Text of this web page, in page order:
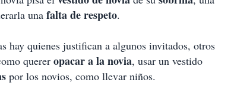
una falta de respeto.
hay quienes justifican a algunos invitados, otros
querer opacar a la novia, usar un vestido
por los novios, como llevar niños.